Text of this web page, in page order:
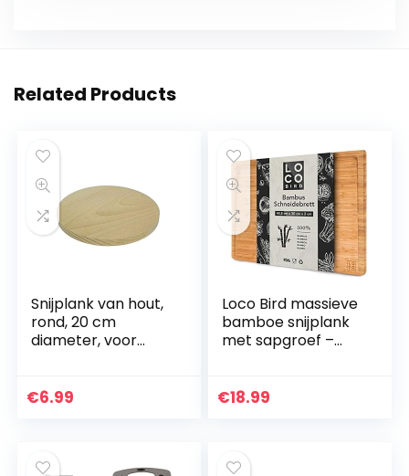
Related Products
Snijplank van hout,
rond, 20 cm
diameter, voor
€6.99
Loco Bird massieve
bamboe snijplank
met sapgroef –
hout-vlees
€18.99